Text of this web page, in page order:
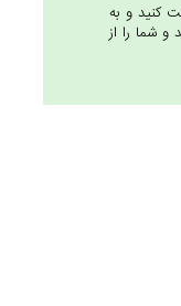
كنيد و به
و شما را از